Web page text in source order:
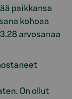
paikkansa
kohoaa
arvosanaa
On ollut